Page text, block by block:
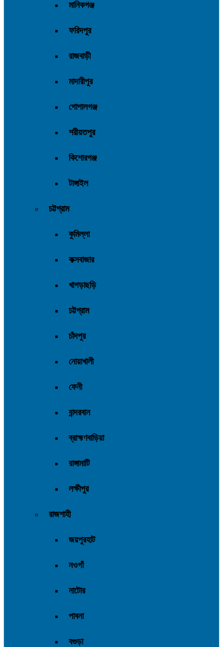
মানিকগঞ্জ
ফরিদপুর
রাজবাড়ী
মাদারীপুর
গোপালগঞ্জ
শরীয়তপুর
কিশোরগঞ্জ
টাঙ্গাইল
চট্টগ্রাম
কুমিল্লা
কক্সবাজার
খাগড়াছড়ি
চট্টগ্রাম
চাঁদপুর
নোয়াখালী
ফেনী
বান্দরবান
ব্রাহ্মণবাড়িয়া
রাঙ্গামাটি
লক্ষীপুর
রাজশাহী
জয়পুরহাট
নওগাঁ
নাটোর
পাবনা
বগুড়া